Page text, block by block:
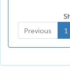
Previous
1